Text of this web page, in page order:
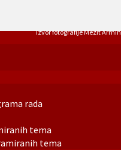
rada
tema
tema
Izvor fotografije Mezit Armin